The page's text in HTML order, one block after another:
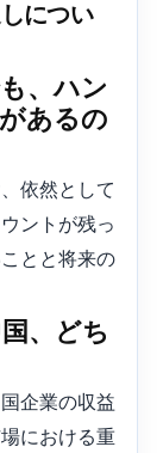
につい
、ハン
あるの
依然として
ントが残っ
とと将来の
、どち
企業の収益
における重